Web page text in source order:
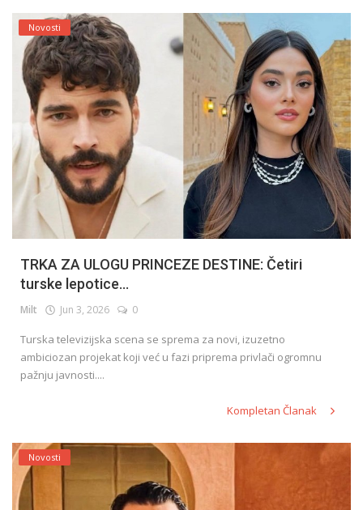
Novosti
TRKA ZA ULOGU PRINCEZE DESTINE: Četiri
turske lepotice...
Milt Jun 3, 2026 0
Turska televizijska scena se sprema za novi, izuzetno
ambiciozan projekat koji već u fazi priprema privlači ogromnu
pažnju javnosti....
Kompletan Članak
Novosti